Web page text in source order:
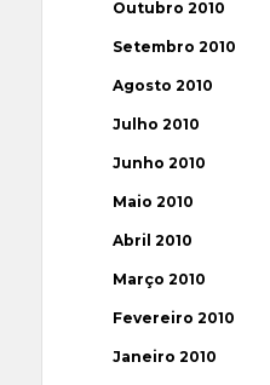
Outubro 2010
Setembro 2010
Agosto 2010
Julho 2010
Junho 2010
Maio 2010
Abril 2010
Março 2010
Fevereiro 2010
Janeiro 2010